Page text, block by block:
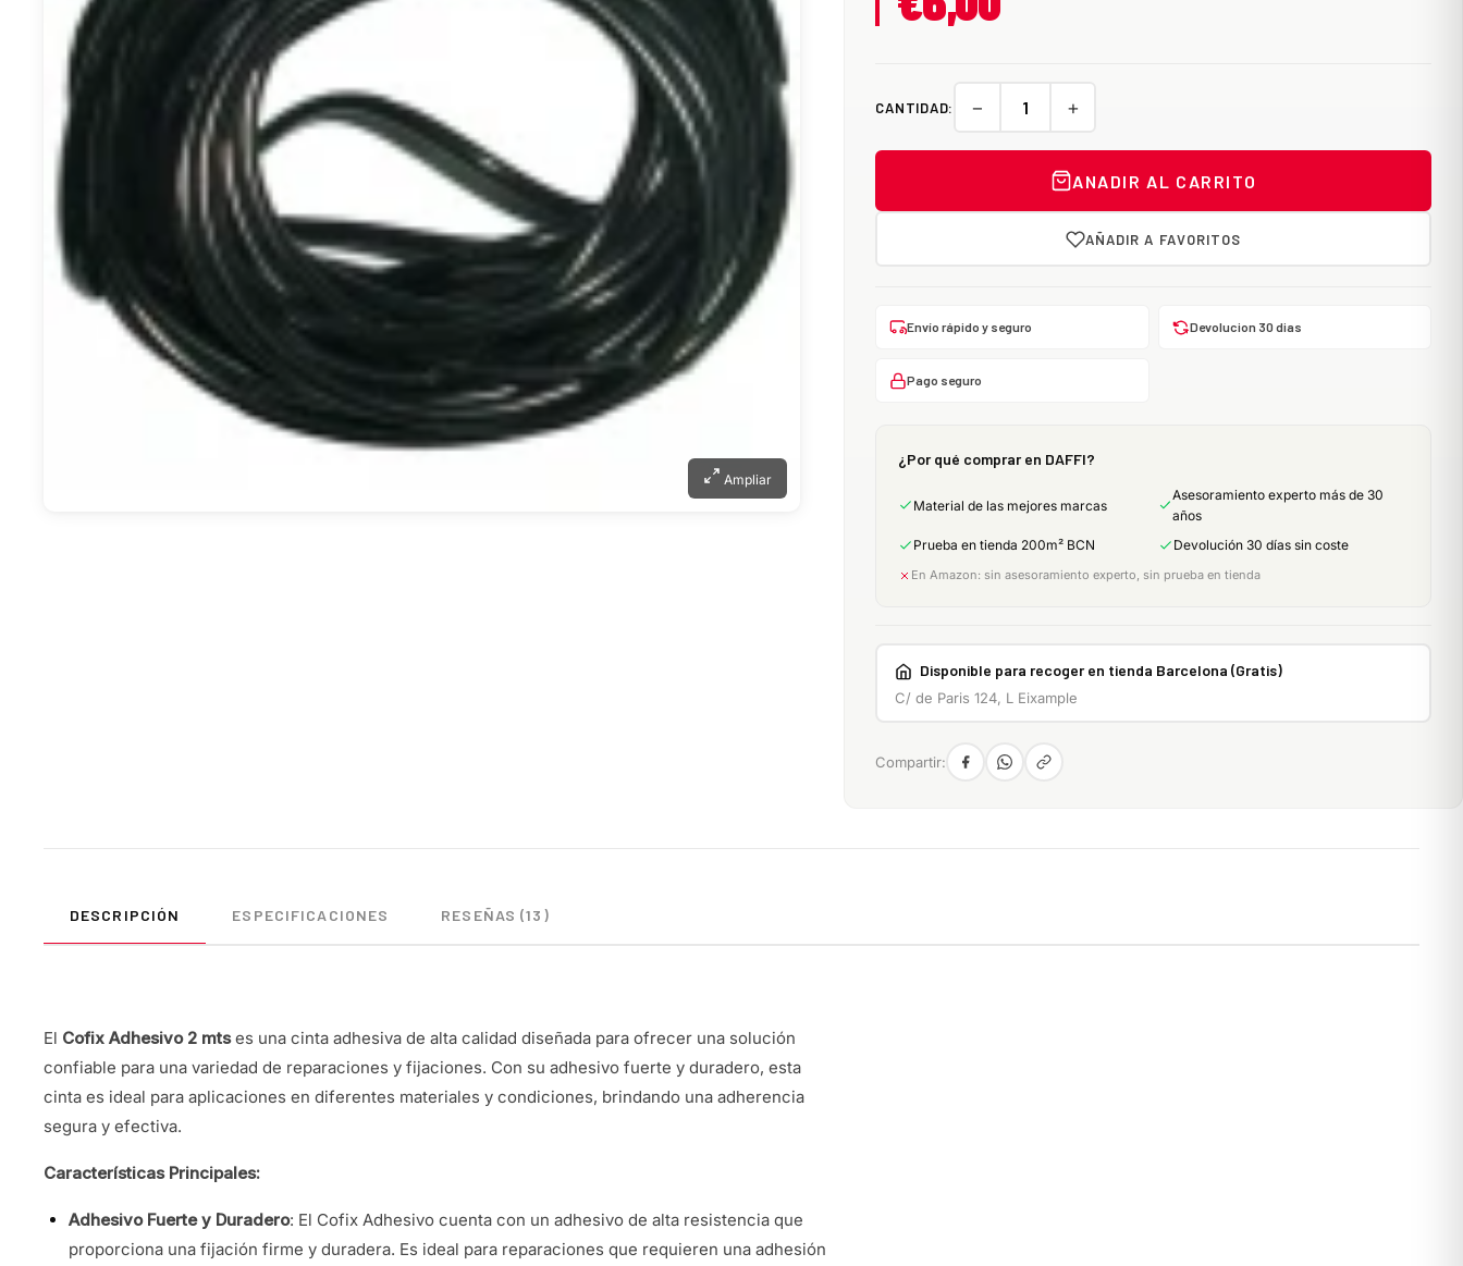
Ampliar
CANTIDAD: − +
ANADIR AL CARRITO
AÑADIR A FAVORITOS
Envío rápido y seguro Devolucion 30 dias
Pago seguro
¿Por qué comprar en DAFFI?
Material de las mejores marcas
Asesoramiento experto más de 30
años
Prueba en tienda 200m² BCN
Devolución 30 días sin coste
En Amazon: sin asesoramiento experto, sin prueba en tienda
Disponible para recoger en tienda Barcelona (Gratis)
C/ de Paris 124, L Eixample
Compartir:
DESCRIPCIÓN ESPECIFICACIONES RESEÑAS (13)
El Cofix Adhesivo 2 mtses una cinta adhesiva de alta calidad diseñada para ofrecer una solución
confiable para una variedad de reparaciones y fijaciones. Con su adhesivo fuerte y duradero, esta
cinta es ideal para aplicaciones en diferentes materiales y condiciones, brindando una adherencia
segura y efectiva.
Características Principales:
Adhesivo Fuerte y Duradero: El Cofix Adhesivo cuenta con un adhesivo de alta resistencia que
proporciona una fijación firme y duradera. Es ideal para reparaciones que requieren una adhesión